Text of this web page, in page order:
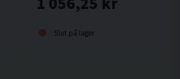
Slut på lager